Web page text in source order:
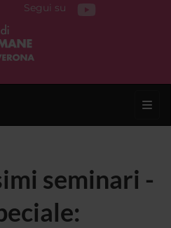
Segui su
seminari -